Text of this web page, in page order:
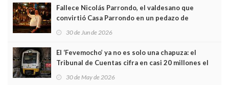
Fallece Nicolás Parrondo, el valdesano que
convirtió Casa Parrondo en un pedazo de
Asturias en Madrid
30 de Jun de 2026
El ‘Fevemocho’ ya no es solo una chapuza: el
Tribunal de Cuentas cifra en casi 20 millones el
sobrecoste de los trenes que no cabían por los
30 de May de 2026